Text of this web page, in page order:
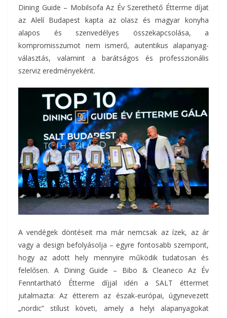
Dining Guide – Mobilsofa Az Év Szerethető Étterme díjat
az Alelí Budapest kapta az olasz és magyar konyha
alapos és szenvedélyes összekapcsolása, a
kompromisszumot nem ismerő, autentikus alapanyag-
választás, valamint a barátságos és professzionális
szerviz eredményeként.
A vendégek döntéseit ma már nemcsak az ízek, az ár
vagy a design befolyásolja – egyre fontosabb szempont,
hogy az adott hely mennyire működik tudatosan és
felelősen. A Dining Guide – Bibo & Cleaneco Az Év
Fenntartható Étterme díjjal idén a SALT éttermet
jutalmazta: Az étterem az észak-európai, úgynevezett
„nordic” stílust követi, amely a helyi alapanyagokat